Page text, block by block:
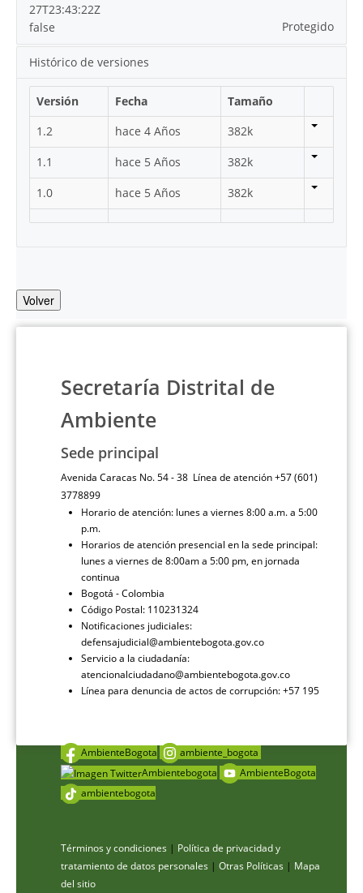
27T23:43:22Z
Protegido
false
Histórico de versiones
Versión Fecha
Tamaño
1.2
hace 4 Años
382k
1.1
hace 5 Años
382k
1.0
hace 5 Años 382k
Volver
Secretaría Distrital de
Ambiente
Sede principal
Avenida Caracas No. 54 - 38 Línea de atención +57 (601)
3778899
Horario de atención: lunes a viernes 8:00 a.m. a 5:00
p.m.
Horarios de atención presencial en la sede principal:
lunes a viernes de 8:00am a 5:00 pm, en jornada
continua
Bogotá - Colombia
Código Postal: 110231324
Notificaciones judiciales:
defensajudicial@ambientebogota.gov.co
Servicio a la ciudadanía:
atencionalciudadano@ambientebogota.gov.co
Línea para denuncia de actos de corrupción: +57 195
AmbienteBogota
ambiente_bogota
Ambientebogota
AmbienteBogota
ambientebogota
Términos y condiciones | Política de privacidad y
tratamiento de datos personales | Otras Políticas | Mapa
del sitio